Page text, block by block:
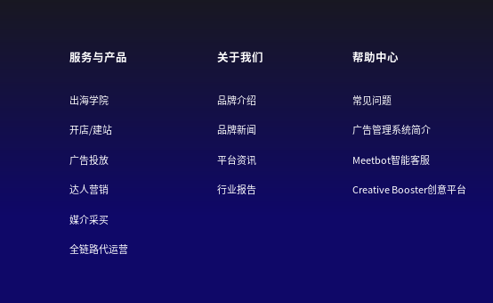
帮助中心
常见问题
广告管理系统简介
Meetbot智能客服
Creative Booster创意平台
关于我们
品牌介绍
品牌新闻
平台资讯
行业报告
服务与产品
出海学院
开店/建站
广告投放
达人营销
媒介采买
全链路代运营